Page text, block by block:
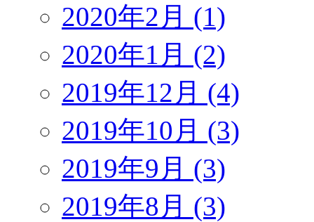
2020年2月 (1)
2020年1月 (2)
2019年12月 (4)
2019年10月 (3)
2019年9月 (3)
2019年8月 (3)